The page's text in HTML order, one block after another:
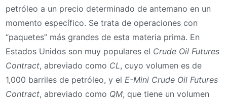
petróleo a un precio determinado de antemano en un
momento específico. Se trata de operaciones con
“paquetes” más grandes de esta materia prima. En
Estados Unidos son muy populares el Crude Oil Futures
Contract, abreviado como CL, cuyo volumen es de
1,000 barriles de petróleo, y el E-Mini Crude Oil Futures
Contract, abreviado como QM, que tiene un volumen